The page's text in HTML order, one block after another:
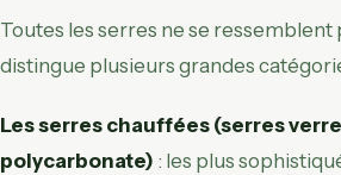
Toutes les serres ne se ressemblent
distingue plusieurs grandes
Les serres chauffées (serres
polycarbonate) : les plus